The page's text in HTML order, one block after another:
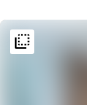
flip_to_back
flip_to_back